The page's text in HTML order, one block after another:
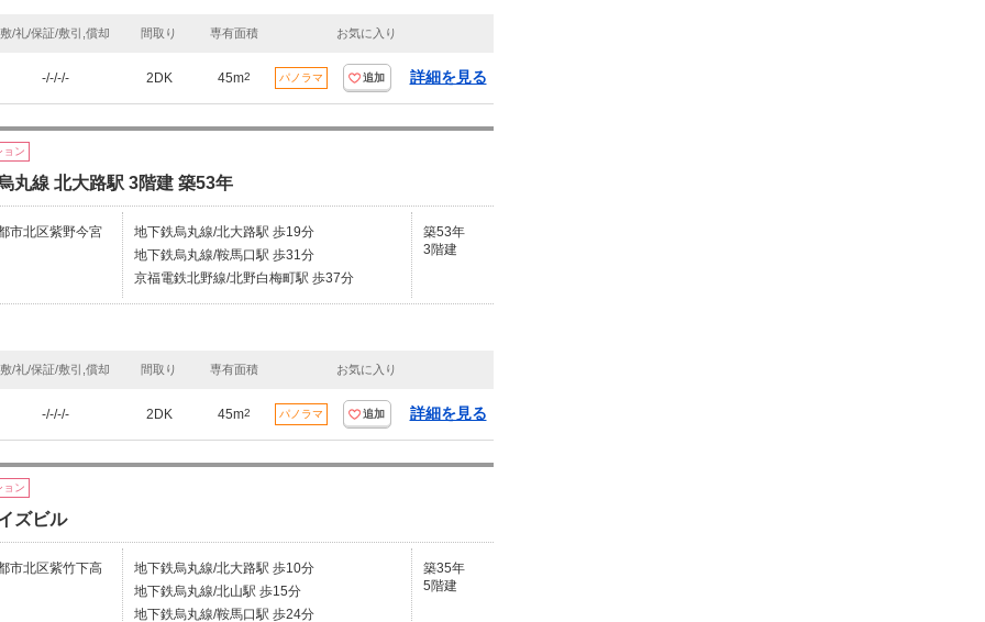
敷/礼/保証/敷引,償却 間取り 専有面積 お気に入り
-/-/-/- 2DK 45m2 パノラマ 追加 詳細を見る
ョン
丸線 北大路駅 3階建 築53年
市北区紫野今宮
地下鉄烏丸線/北大路駅 歩19分
地下鉄烏丸線/鞍馬口駅 歩31分
京福電鉄北野線/北野白梅町駅 歩37分
築53年
3階建
敷/礼/保証/敷引,償却 間取り 専有面積 お気に入り
-/-/-/- 2DK 45m2 パノラマ 追加 詳細を見る
ョン
ズビル
市北区紫竹下高
地下鉄烏丸線/北大路駅 歩10分
地下鉄烏丸線/北山駅 歩15分
地下鉄烏丸線/鞍馬口駅 歩24分
築35年
5階建